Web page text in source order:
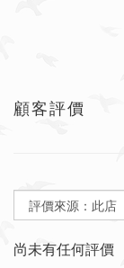
顧客評價
尚未有任何評價